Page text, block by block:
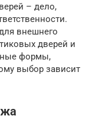
– дело,
внешнего
дверей и
формы,
выбор зависит